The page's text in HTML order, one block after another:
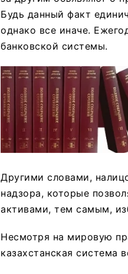
Будь данный факт
однако все иначе.
банковской системы.
Другими словами,
надзора, которые
активами, тем самым,
Несмотря на мировую
казахстанская система